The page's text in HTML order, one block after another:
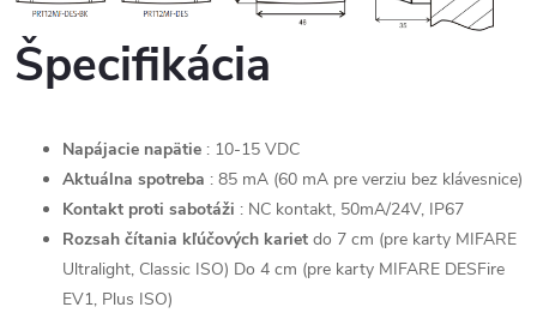
Špecifikácia
Napájacie napätie : 10-15 VDC
Aktuálna spotreba : 85 mA (60 mA pre verziu bez klávesnice)
Kontakt proti sabotáži : NC kontakt, 50mA/24V, IP67
Rozsah čítania kľúčových kariet do 7 cm (pre karty MIFARE
Ultralight, Classic ISO) Do 4 cm (pre karty MIFARE DESFire
EV1, Plus ISO)